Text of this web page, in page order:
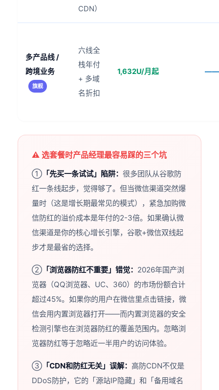
CDN）
多产品线 /
跨境业务
旗舰
六线全
栈年付
+ 多域
名折扣
1,632U/月起
⚠️ 选套餐时产品经理最容易踩的三个坑
① 「先买一条试试」陷阱：很多团队从谷歌防
红一条线起步，觉得够了。但当微信渠道突然爆
量时（这是增长期最常见的模式），紧急加购微
信防红的溢价成本是年付的2-3倍。如果确认微
信渠道是你的核心增长引擎，谷歌+微信双线起
步才是最省的选择。
② 「浏览器防红不重要」错觉： 2026年国产浏
览器（QQ浏览器、UC、360）的市场份额合计
超过45%。如果你的用户在微信里点击链接，微
信会用内置浏览器打开——而内置浏览器的安全
检测引擎也在浏览器防红的覆盖范围内。忽略浏
览器防红等于忽略近一半用户的访问体验。
③ 「CDN和防红无关」误解： 高防CDN不仅是
DDoS防护，它的「源站IP隐藏」和「备用域名